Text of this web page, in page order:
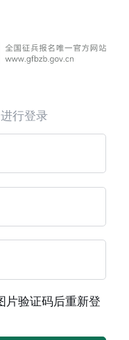
进行登录
片验证码后重新登